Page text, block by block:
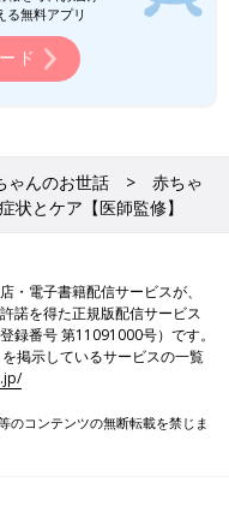
る無料アプリ
ド
ゃんのお世話
赤ちゃ
状とケア【医師監修】
・電子書籍配信サービスが、
諾を得た正規版配信サービス
録番号 第11091000号）です。
掲示しているサービスの一覧
のコンテンツの無断転載を禁じま